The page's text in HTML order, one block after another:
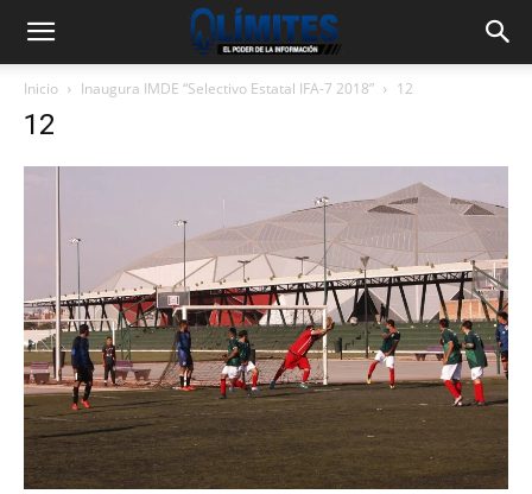
Inicio Inaugura IMDE “Selectivo Estatal IFA-7 2018” 12
12